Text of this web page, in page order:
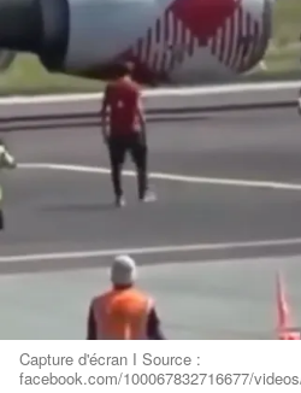
Capture d'écran I Source :
facebook.com/100067832716677/